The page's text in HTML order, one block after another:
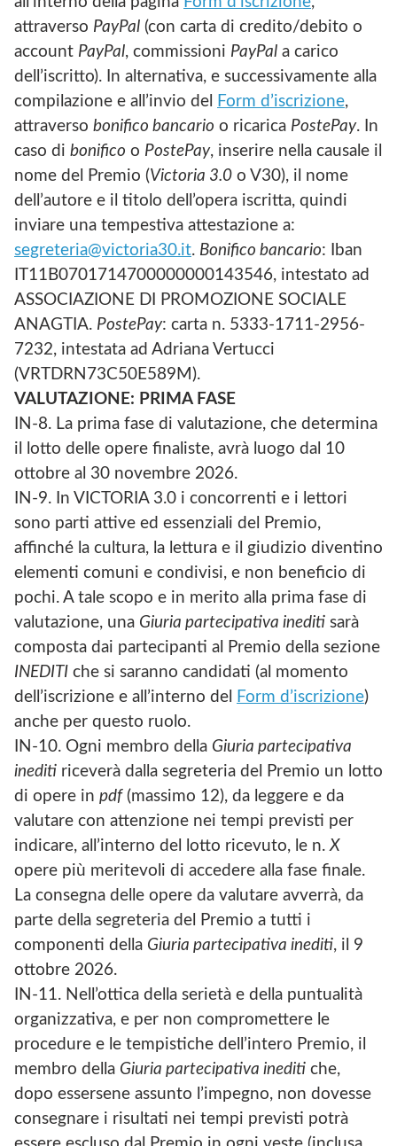
attraverso PayPal (con carta di credito/debito o
account PayPal, commissioni PayPal a carico
dell’iscritto). In alternativa, e successivamente alla
compilazione e all’invio del
Form d’iscrizione,
attraverso bonifico bancario o ricarica PostePay. In
caso di bonifico o PostePay, inserire nella causale il
nome del Premio (Victoria 3.0 o V30), il nome
dell’autore e il titolo dell’opera iscritta, quindi
inviare una tempestiva attestazione a:
segreteria@victoria30.it. Bonifico bancario: Iban
IT11B0701714700000000143546, intestato ad
ASSOCIAZIONE DI PROMOZIONE SOCIALE
ANAGTIA. PostePay: carta n. 5333-1711-2956-
7232, intestata ad Adriana Vertucci
(VRTDRN73C50E589M).
VALUTAZIONE: PRIMA FASE
IN-8. La prima fase di valutazione, che determina
il lotto delle opere finaliste, avrà luogo dal 10
ottobre al 30 novembre 2026.
IN-9. In VICTORIA 3.0 i concorrenti e i lettori
sono parti attive ed essenziali del Premio,
affinché la cultura, la lettura e il giudizio diventino
elementi comuni e condivisi, e non beneficio di
pochi. A tale scopo e in merito alla prima fase di
valutazione, una Giuria partecipativa inediti sarà
composta dai partecipanti al Premio della sezione
INEDITI che si saranno candidati (al momento
dell’iscrizione e all’interno del
Form d’iscrizione)
anche per questo ruolo.
IN-10. Ogni membro della Giuria partecipativa
inediti riceverà dalla segreteria del Premio un lotto
di opere in pdf(massimo 12), da leggere e da
valutare con attenzione nei tempi previsti per
indicare, all’interno del lotto ricevuto, le n. X
opere più meritevoli di accedere alla fase finale.
La consegna delle opere da valutare avverrà, da
parte della segreteria del Premio a tutti i
componenti della Giuria partecipativa inediti, il 9
ottobre 2026.
IN-11. Nell’ottica della serietà e della puntualità
organizzativa, e per non compromettere le
procedure e le tempistiche dell’intero Premio, il
membro della Giuria partecipativa inediti che,
dopo essersene assunto l’impegno, non dovesse
consegnare i risultati nei tempi previsti potrà